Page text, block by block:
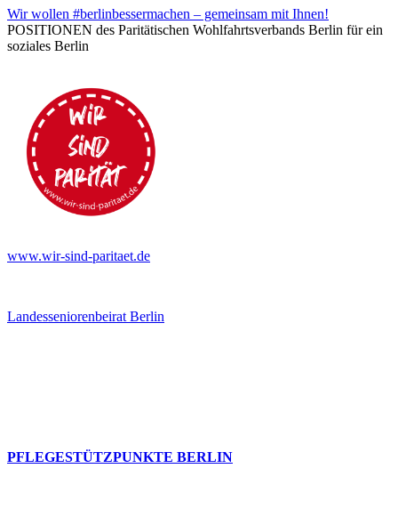
Wir wollen #berlinbessermachen – gemeinsam mit Ihnen!
POSITIONEN des Paritätischen Wohlfahrtsverbands Berlin für ein
soziales Berlin
www.wir-sind-paritaet.de
Landesseniorenbeirat Berlin
PFLEGESTÜTZPUNKTE BERLIN